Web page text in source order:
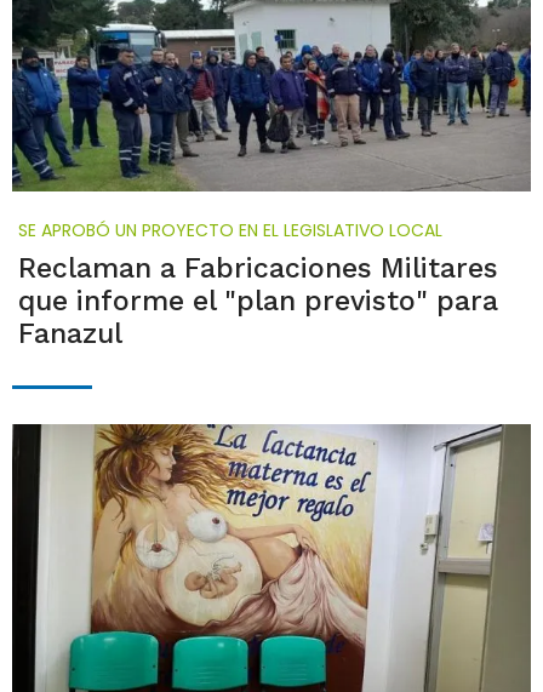
SE APROBÓ UN PROYECTO EN EL LEGISLATIVO LOCAL
Reclaman a Fabricaciones Militares
que informe el "plan previsto" para
Fanazul